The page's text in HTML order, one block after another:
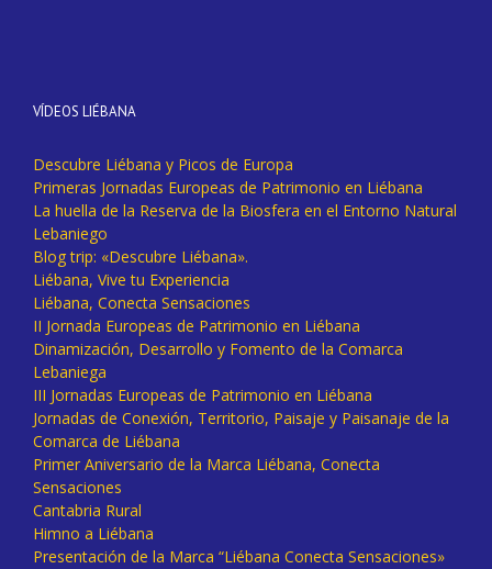
VÍDEOS LIÉBANA
Descubre Liébana y Picos de Europa
Primeras Jornadas Europeas de Patrimonio en Liébana
La huella de la Reserva de la Biosfera en el Entorno Natural
Lebaniego
Blog trip: «Descubre Liébana».
Liébana, Vive tu Experiencia
Liébana, Conecta Sensaciones
II Jornada Europeas de Patrimonio en Liébana
Dinamización, Desarrollo y Fomento de la Comarca
Lebaniega
III Jornadas Europeas de Patrimonio en Liébana
Jornadas de Conexión, Territorio, Paisaje y Paisanaje de la
Comarca de Liébana
Primer Aniversario de la Marca Liébana, Conecta
Sensaciones
Cantabria Rural
Himno a Liébana
Presentación de la Marca “Liébana Conecta Sensaciones»